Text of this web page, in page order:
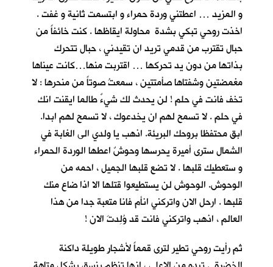
و المزيد … اعطتني وردة حمراء و ابتسمت ثانية و غفت .
اخذت روحي تبكي بشدة محاولة ايقاظها . كنت خائفاً من
حبال تقترب من قدمي تريد ان تقيدني ، حبال تتحرك
بذاتها من دون يد تحركها … اقتربت منها…كانت عيناها
مغمضتين وشفتاها صأمتتين ، سمعتُ صوتاً من منحرها : لا
تخف فانت في حلم ! لن يحدث لك شيءٌ طالما ايقنت انك
في حلم . لا تسمح لهم ان يخدعوك ، لا تسمح لهم ابدا.
ابق محتفظا بروحك البريئة. اذهب يا ولدي الى الغابة في
الشمال سترى أميرة يحرسها وحوشٌ اعطها الوردة الحمراء
و ستعطيك قلبها . لا تضع قلبها الجميل ، احمه من
الوحوش. الوحوش لن يستطيعوا قتلها الا اذا ضاع منك
قلبها . ارحل الان واتركني انأم فانا متعبة جدا من هذا
العالم ، اذهب واتركني فانت قد وُلِدتَ الان !
ثم رأيت روحي تطير لترى قمماً لأشجارٍ طويلة داكنة